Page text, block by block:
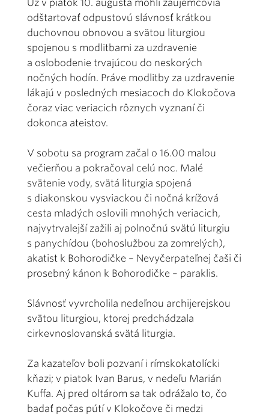
Už v piatok 10. augusta mohli záujemcovia
odštartovať odpustovú slávnosť krátkou
duchovnou obnovou a svätou liturgiou
spojenou s modlitbami za uzdravenie
a oslobodenie trvajúcou do neskorých
nočných hodín. Práve modlitby za uzdravenie
lákajú v posledných mesiacoch do Klokočova
čoraz viac veriacich rôznych vyznaní či
dokonca ateistov.
V sobotu sa program začal o 16.00 malou
večierňou a pokračoval celú noc. Malé
svätenie vody, svätá liturgia spojená
s diakonskou vysviackou či nočná krížová
cesta mladých oslovili mnohých veriacich,
najvytrvalejší zažili aj polnočnú svätú liturgiu
s panychídou (bohoslužbou za zomrelých),
akatist k Bohorodičke – Nevyčerpateľnej čaši či
prosebný kánon k Bohorodičke – paraklis.
Slávnosť vyvrcholila nedeľnou archijerejskou
svätou liturgiou, ktorej predchádzala
cirkevnoslovanská svätá liturgia.
Za kazateľov boli pozvaní i rímskokatolícki
kňazi; v piatok Ivan Barus, v nedeľu Marián
Kuffa. Aj pred oltárom sa tak odrážalo to, čo
badať počas pútí v Klokočove či medzi